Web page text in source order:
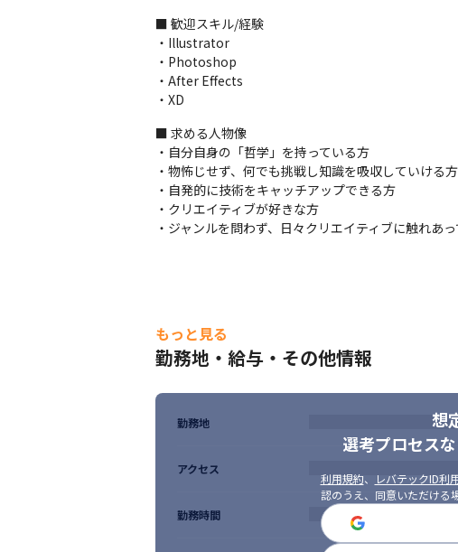
■ 歓迎スキル/経験
・Illustrator
・Photoshop
・After Effects
・XD
■ 求める人物像
・自分自身の「哲学」を持っている方
・物怖じせず、何でも挑戦し知識を吸収していける方
・自発的に技術をキャッチアップできる方
・クリエイティブが好きな方
・ジャンルを問わず、日々クリエイティブに触れあ
もっと見る
勤務地・給与・その他情報
想
選考プロセス
利用規約、 レバテックID利
認のうえ、同意いただける
勤務地
アクセス
勤務時間